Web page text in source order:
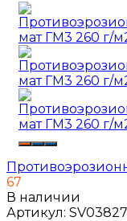
67
В наличии
Артикул: SV03827